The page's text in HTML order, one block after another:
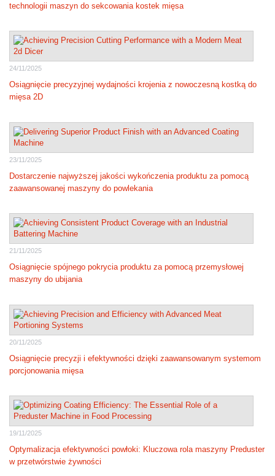
technologii maszyn do sekcowania kostek mięsa
24/11/2025
Osiągnięcie precyzyjnej wydajności krojenia z nowoczesną kostką do
mięsa 2D
23/11/2025
Dostarczenie najwyższej jakości wykończenia produktu za pomocą
zaawansowanej maszyny do powlekania
21/11/2025
Osiągnięcie spójnego pokrycia produktu za pomocą przemysłowej
maszyny do ubijania
20/11/2025
Osiągnięcie precyzji i efektywności dzięki zaawansowanym systemom
porcjonowania mięsa
19/11/2025
Optymalizacja efektywności powłoki: Kluczowa rola maszyny Preduster
w przetwórstwie żywności